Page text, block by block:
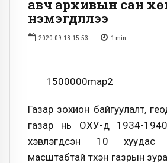
авч архивын сан
нэмэгдүүллээ
2020-09-18 15:53 1 min
Газар зохион байгуулалт,
газар нь ОХУ-д 1934-
хэвлэгдсэн 10 хуудас
масштабтай түүхэн газрын